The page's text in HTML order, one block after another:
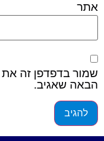
אתר
שמור בדפדפן זה
הבאה שאגיב.